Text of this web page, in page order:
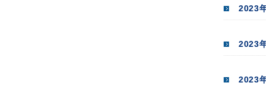
2023
2023
2023